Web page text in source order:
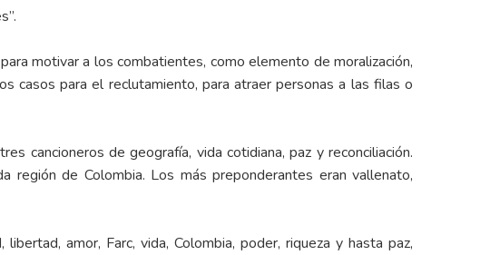
motivar a los combatientes, como elemento de moralización,
casos para el reclutamiento, para atraer personas a las filas o
cancioneros de geografía, vida cotidiana, paz y reconciliación.
región de Colombia. Los más preponderantes eran vallenato,
amor, Farc, vida, Colombia, poder, riqueza y hasta paz,